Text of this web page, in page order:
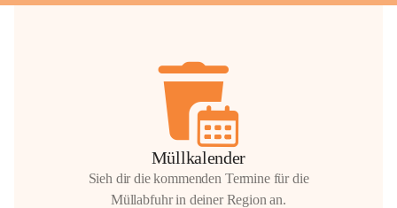
Müllkalender
Sieh dir die kommenden Termine für die
Müllabfuhr in deiner Region an.